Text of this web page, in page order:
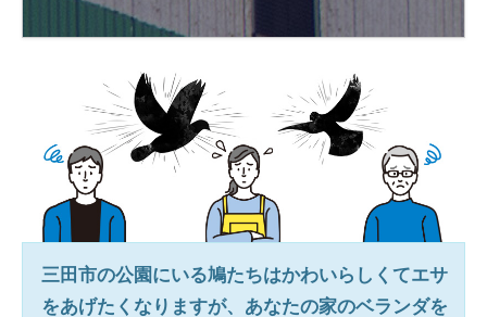
三田市の公園にいる鳩たちはかわいらしくてエサ
をあげたくなりますが、あなたの家のベランダを